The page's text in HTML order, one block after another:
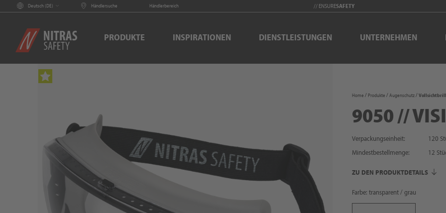
Deutsch (DE) Händlersuche Händlerbereich // ENSURESAFETY
PRODUKTE INSPIRATIONEN DIENSTLEISTUNGEN UNTERNEHMEN
Home Produkte Augenschutz
9050 //
Verpackungseinheit:
120
Mindestbestellmenge:
12
ZU DEN PRODUKTDETAILS
Farbe: transparent / grau